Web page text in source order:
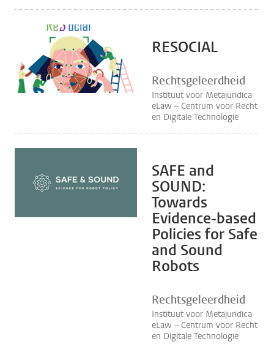
RESOCIAL
Rechtsgeleerdheid
Instituut voor Metajuridica
eLaw – Centrum voor Recht
en Digitale Technologie
SAFE and
SOUND:
Towards
Evidence-based
Policies for Safe
and Sound
Robots
Rechtsgeleerdheid
Instituut voor Metajuridica
eLaw – Centrum voor Recht
en Digitale Technologie